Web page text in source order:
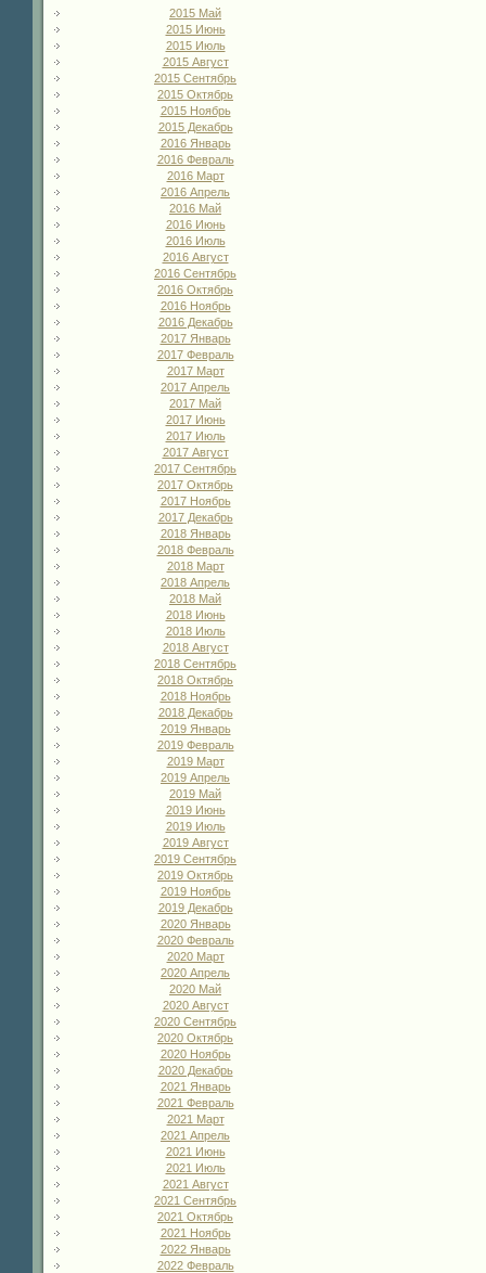
2015 Май
2015 Июнь
2015 Июль
2015 Август
2015 Сентябрь
2015 Октябрь
2015 Ноябрь
2015 Декабрь
2016 Январь
2016 Февраль
2016 Март
2016 Апрель
2016 Май
2016 Июнь
2016 Июль
2016 Август
2016 Сентябрь
2016 Октябрь
2016 Ноябрь
2016 Декабрь
2017 Январь
2017 Февраль
2017 Март
2017 Апрель
2017 Май
2017 Июнь
2017 Июль
2017 Август
2017 Сентябрь
2017 Октябрь
2017 Ноябрь
2017 Декабрь
2018 Январь
2018 Февраль
2018 Март
2018 Апрель
2018 Май
2018 Июнь
2018 Июль
2018 Август
2018 Сентябрь
2018 Октябрь
2018 Ноябрь
2018 Декабрь
2019 Январь
2019 Февраль
2019 Март
2019 Апрель
2019 Май
2019 Июнь
2019 Июль
2019 Август
2019 Сентябрь
2019 Октябрь
2019 Ноябрь
2019 Декабрь
2020 Январь
2020 Февраль
2020 Март
2020 Апрель
2020 Май
2020 Август
2020 Сентябрь
2020 Октябрь
2020 Ноябрь
2020 Декабрь
2021 Январь
2021 Февраль
2021 Март
2021 Апрель
2021 Июнь
2021 Июль
2021 Август
2021 Сентябрь
2021 Октябрь
2021 Ноябрь
2022 Январь
2022 Февраль